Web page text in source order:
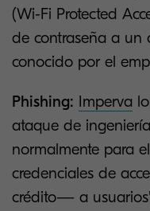
(Wi-Fi Protected
de contraseña a un
conocido por el
Phishing: Imperva
ataque de
normalmente para
credenciales de
crédito— a